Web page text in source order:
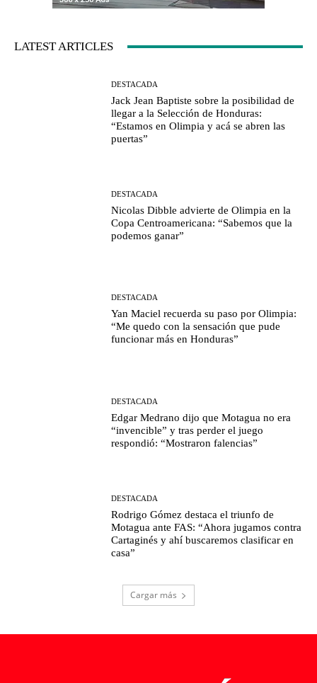
LATEST ARTICLES
DESTACADA
Jack Jean Baptiste sobre la posibilidad de
llegar a la Selección de Honduras:
“Estamos en Olimpia y acá se abren las
puertas”
DESTACADA
Nicolas Dibble advierte de Olimpia en la
Copa Centroamericana: “Sabemos que la
podemos ganar”
DESTACADA
Yan Maciel recuerda su paso por Olimpia:
“Me quedo con la sensación que pude
funcionar más en Honduras”
DESTACADA
Edgar Medrano dijo que Motagua no era
“invencible” y tras perder el juego
respondió: “Mostraron falencias”
DESTACADA
Rodrigo Gómez destaca el triunfo de
Motagua ante FAS: “Ahora jugamos contra
Cartaginés y ahí buscaremos clasificar en
casa”
Cargar más